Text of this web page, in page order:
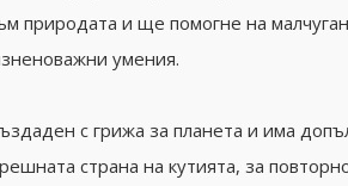
природата и ще помогне на
умения.
с грижа за планета и има
страна на кутията, за